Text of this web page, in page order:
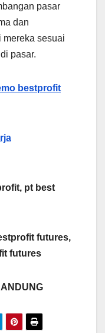
pasar
dan
mereka sesuai
pasar.
bestprofit
pt best
futures,
futures